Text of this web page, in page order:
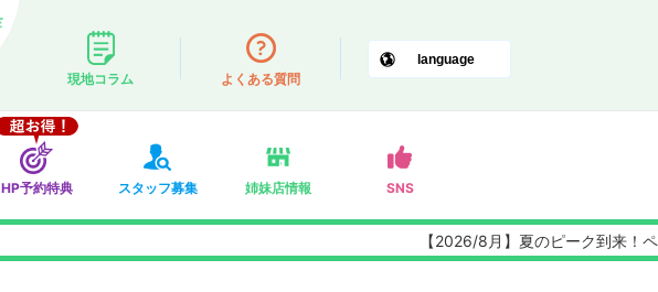
現地コラム よくある質問
HP予約特典 スタッフ募集 姉妹店情報 SNS
【2026/8月】夏のピーク到来！ペ